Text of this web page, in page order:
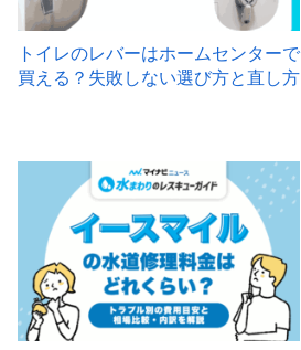
トイレのレバーはホームセンターで
買える？失敗しない選び方と直し方